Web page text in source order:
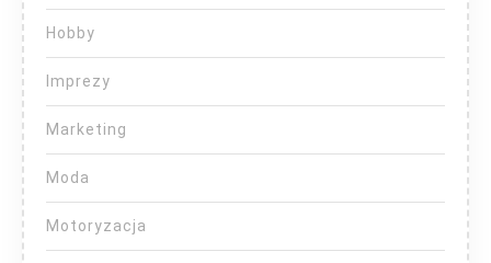
Hobby
Imprezy
Marketing
Moda
Motoryzacja